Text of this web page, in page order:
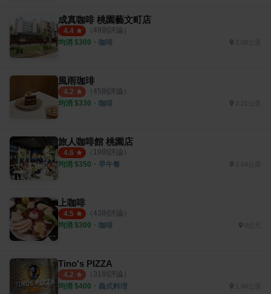
成真咖啡 桃園藝文町店
4.4 （ 49則評論）
均消 $300 ・ 咖啡
風雨珈琲
4.2 （ 45則評論）
均消 $330 ・ 咖啡
旅人咖啡館 桃園店
4.6 （ 19則評論）
均消 $350 ・ 早午餐 2.64公里
上咖啡
4.5 （ 43則評論）
均消 $300 ・ 咖啡
Tino's PIZZA
4.2 （ 31 則評論）
均消 $400 ・ 義式料理 1.94公里